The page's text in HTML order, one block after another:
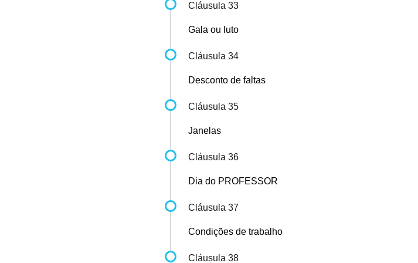
Cláusula 33
Gala ou luto
Cláusula 34
Desconto de faltas
Cláusula 35
Janelas
Cláusula 36
Dia do PROFESSOR
Cláusula 37
Condições de trabalho
Cláusula 38